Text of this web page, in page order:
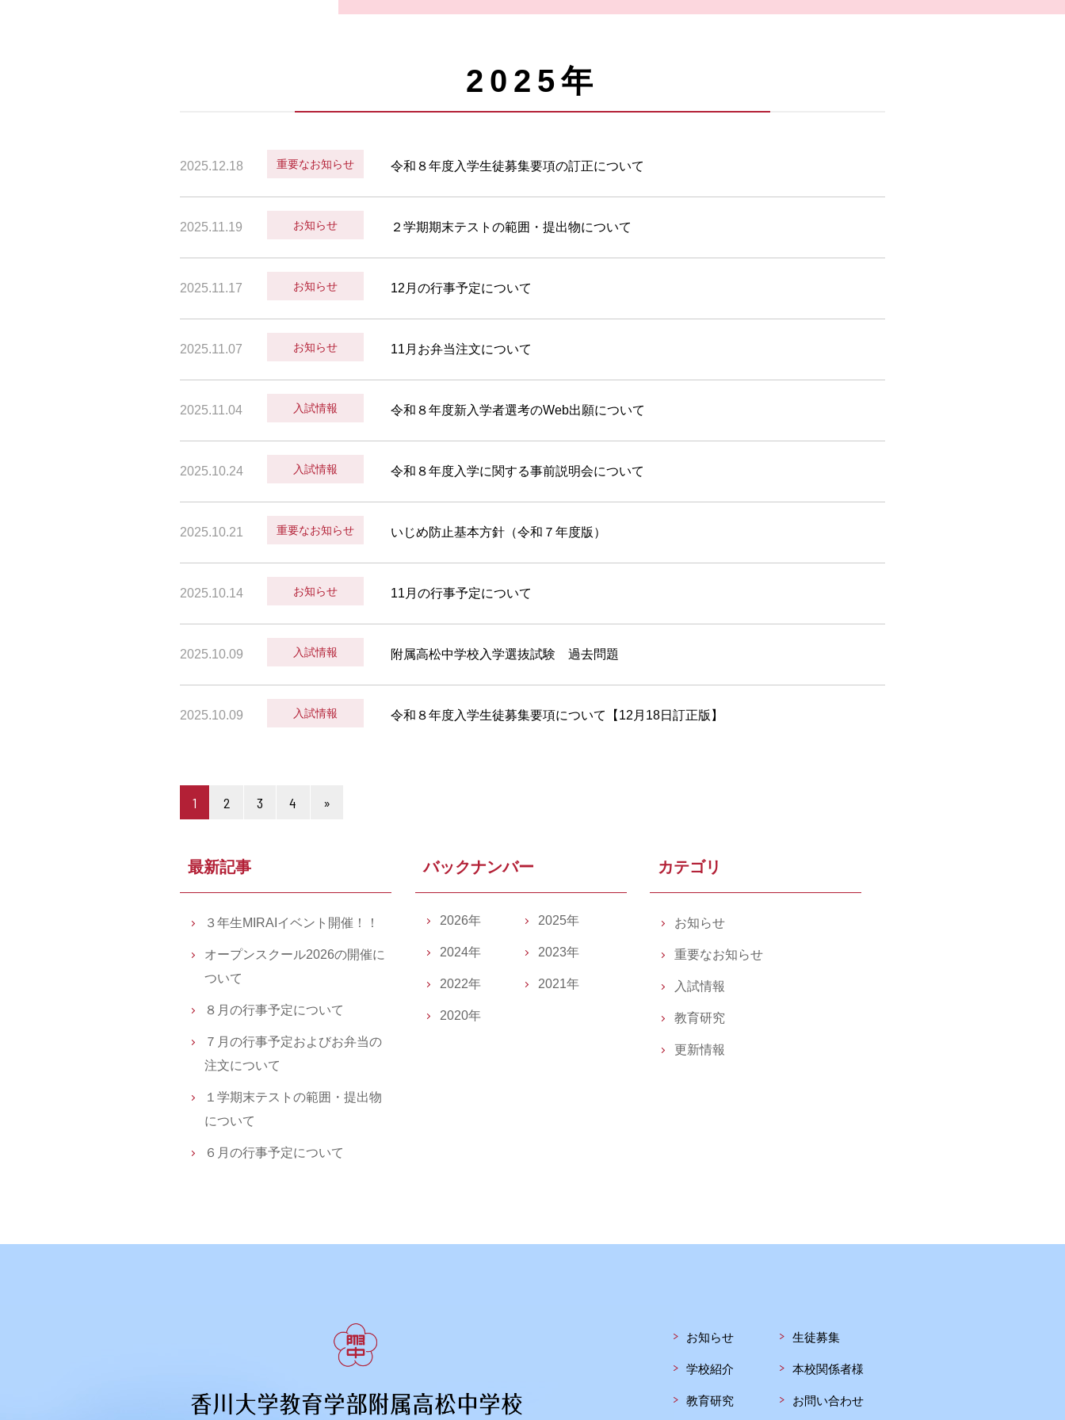
2025年
2025.12.18 重要なお知らせ 令和８年度入学生徒募集要項の訂正について
2025.11.19 お知らせ ２学期期末テストの範囲・提出物について
2025.11.17 お知らせ 12月の行事予定について
2025.11.07 お知らせ 11月お弁当注文について
2025.11.04 入試情報 令和８年度新入学者選考のWeb出願について
2025.10.24 入試情報 令和８年度入学に関する事前説明会について
2025.10.21 重要なお知らせ いじめ防止基本方針（令和７年度版）
2025.10.14 お知らせ 11月の行事予定について
2025.10.09 入試情報 附属高松中学校入学選抜試験 過去問題
2025.10.09 入試情報 令和８年度入学生徒募集要項について【12月18日訂正版】
1 2 3 4 »
最新記事
３年生MIRAIイベント開催！！
オープンスクール2026の開催に
ついて
８月の行事予定について
７月の行事予定およびお弁当の
注文について
１学期末テストの範囲・提出物
について
６月の行事予定について
バックナンバー
2026年 2025年
2024年 2023年
2022年 2021年
2020年
カテゴリ
お知らせ
重要なお知らせ
入試情報
教育研究
更新情報
お知らせ
学校紹介
教育研究
生徒募集
本校関係者様
お問い合わせ